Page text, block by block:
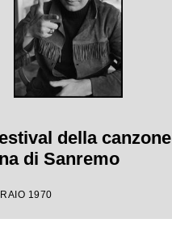
della canzone
di Sanremo
1970